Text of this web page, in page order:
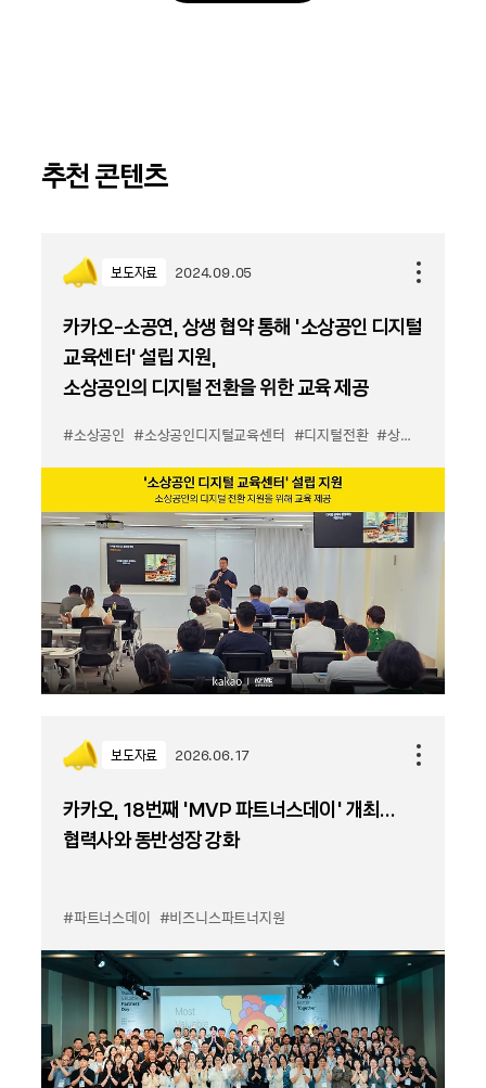
추천 콘텐츠
보도자료 2024.09.05
카카오-소공연, 상생 협약 통해 ‘소상공인 디지털
교육센터’ 설립 지원,
소상공인의 디지털 전환을 위한 교육 제공
#소상공인 #소상공인디지털교육센터 #디지털전환 #상생
보도자료 2026.06.17
카카오, 18번째 ‘MVP 파트너스데이’ 개최…
협력사와 동반성장 강화
#파트너스데이 #비즈니스파트너지원